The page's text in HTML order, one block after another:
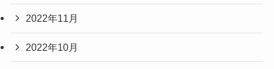
2022年11月
2022年10月